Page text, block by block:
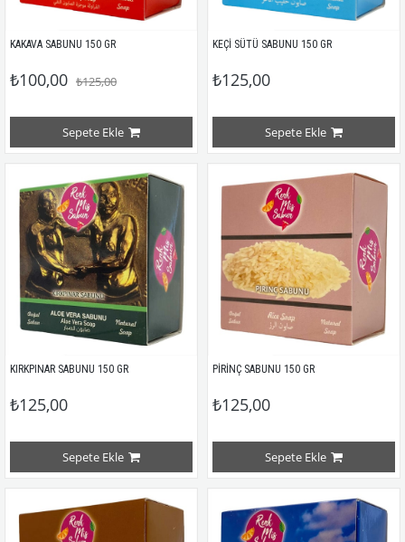
KAKAVA SABUNU 150 GR
₺100,00 ₺125,00
Sepete Ekle
KEÇİ SÜTÜ SABUNU 150 GR
₺125,00
Sepete Ekle
KIRKPINAR SABUNU 150 GR
₺125,00
Sepete Ekle
PİRİNÇ SABUNU 150 GR
₺125,00
Sepete Ekle